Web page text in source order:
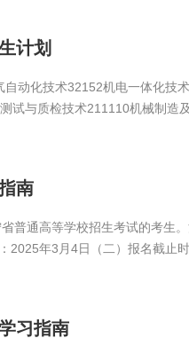
计划
自动化技术32152机电一体化
试与质检技术211110机械制造
南
普通高等学校招生考试的考生
2025年3月4日（二）报名截止
习指南